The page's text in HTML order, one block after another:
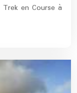
en Course à